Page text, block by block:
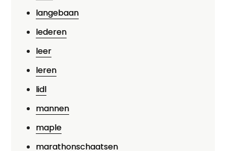
langebaan
lederen
leer
leren
lidl
mannen
maple
marathonschaatsen